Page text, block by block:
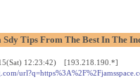
Sdy Tips From The Best In The
12:23:42) [193.218.190.*]